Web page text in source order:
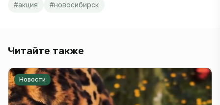
#акция #новосибирск
Читайте также
Новости